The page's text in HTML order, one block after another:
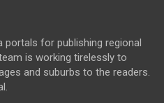
portals for publishing regional
is working tirelessly to
and suburbs to the readers.